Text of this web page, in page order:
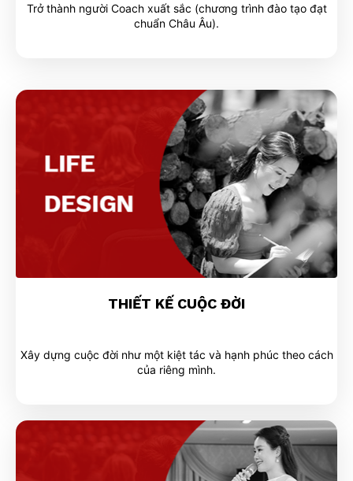
Trở thành người Coach xuất sắc (chương trình đào tạo đạt
chuẩn Châu Âu).
THIẾT KẾ CUỘC ĐỜI
Xây dựng cuộc đời như một kiệt tác và hạnh phúc theo cách
của riêng mình.